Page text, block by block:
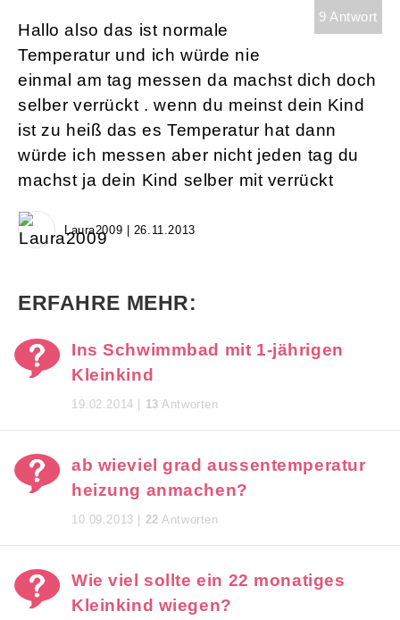
9 Antwort
Hallo also das ist normale
Temperatur und ich würde nie
einmal am tag messen da machst dich doch
selber verrückt . wenn du meinst dein Kind
ist zu heiß das es Temperatur hat dann
würde ich messen aber nicht jeden tag du
machst ja dein Kind selber mit verrückt
Laura2009 | 26.11.2013
ERFAHRE MEHR:
Ins Schwimmbad mit 1-jährigen
Kleinkind
19.02.2014 | 13 Antworten
ab wieviel grad aussentemperatur
heizung anmachen?
10.09.2013 | 22 Antworten
Wie viel sollte ein 22 monatiges
Kleinkind wiegen?